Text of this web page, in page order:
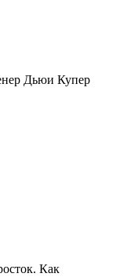
Дьюи Купер
Как